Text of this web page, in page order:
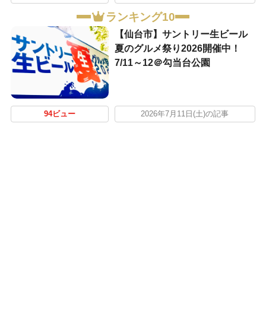
ランキング10
【仙台市】サントリー生ビール
夏のグルメ祭り2026開催中！
7/11～12＠勾当台公園
94ビュー 2026年7月11日(土)の記事